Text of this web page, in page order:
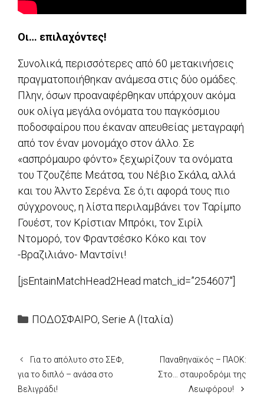
Οι… επιλαχόντες!
Συνολικά, περισσότερες από 60 μετακινήσεις
πραγματοποιήθηκαν ανάμεσα στις δύο ομάδες.
Πλην, όσων προαναφέρθηκαν υπάρχουν ακόμα
ουκ ολίγα μεγάλα ονόματα του παγκόσμιου
ποδοσφαίρου που έκαναν απευθείας μεταγραφή
από τον έναν μονομάχο στον άλλο. Σε
«ασπρόμαυρο φόντο» ξεχωρίζουν τα ονόματα
του Τζουζέπε Μεάτσα, του Νέβιο Σκάλα, αλλά
και του Άλντο Σερένα. Σε ό,τι αφορά τους πιο
σύγχρονους, η λίστα περιλαμβάνει τον Ταρίμπο
Γουέστ, τον Κρίστιαν Μπρόκι, τον Σιρίλ
Ντομορό, τον Φραντσέσκο Κόκο και τον
-Βραζιλιάνο- Μαντσίνι!
[jsEntainMatchHead2Head match_id=”254607″]
Categories
ΠΟΔΟΣΦΑΙΡΟ, Serie A (Ιταλία)
Για το απόλυτο στο ΣΕΦ,
για το διπλό – ανάσα στο
Βελιγράδι!
Παναθηναϊκός – ΠΑΟΚ:
Στο… σταυροδρόμι της
Λεωφόρου!